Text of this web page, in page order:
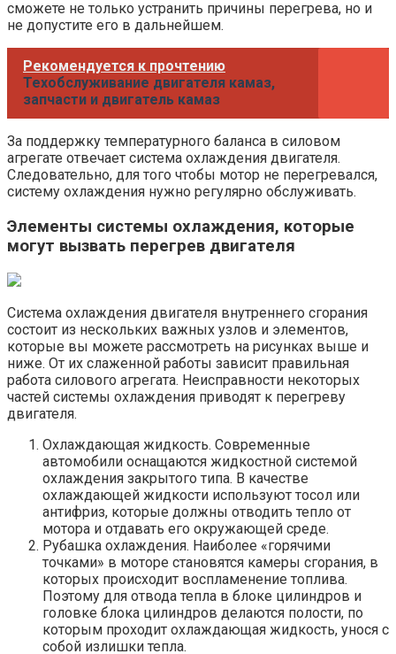
сможете не только устранить причины перегрева, но и
не допустите его в дальнейшем.
Рекомендуется к прочтению
Техобслуживание двигателя камаз,
запчасти и двигатель камаз
За поддержку температурного баланса в силовом
агрегате отвечает система охлаждения двигателя.
Следовательно, для того чтобы мотор не перегревался,
систему охлаждения нужно регулярно обслуживать.
Элементы системы охлаждения, которые
могут вызвать перегрев двигателя
Система охлаждения двигателя внутреннего сгорания
состоит из нескольких важных узлов и элементов,
которые вы можете рассмотреть на рисунках выше и
ниже. От их слаженной работы зависит правильная
работа силового агрегата. Неисправности некоторых
частей системы охлаждения приводят к перегреву
двигателя.
Охлаждающая жидкость. Современные
автомобили оснащаются жидкостной системой
охлаждения закрытого типа. В качестве
охлаждающей жидкости используют тосол или
антифриз, которые должны отводить тепло от
мотора и отдавать его окружающей среде.
Рубашка охлаждения. Наиболее «горячими
точками» в моторе становятся камеры сгорания, в
которых происходит воспламенение топлива.
Поэтому для отвода тепла в блоке цилиндров и
головке блока цилиндров делаются полости, по
которым проходит охлаждающая жидкость, унося с
собой излишки тепла.